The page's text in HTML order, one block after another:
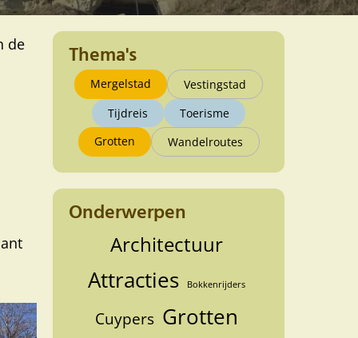
de Thema's
Mergelstad
Vestingstad
Tijdreis
Toerisme
Grotten
Wandelroutes
Onderwerpen
Architectuur
Attracties Bokkenrijders
Cuypers Grotten